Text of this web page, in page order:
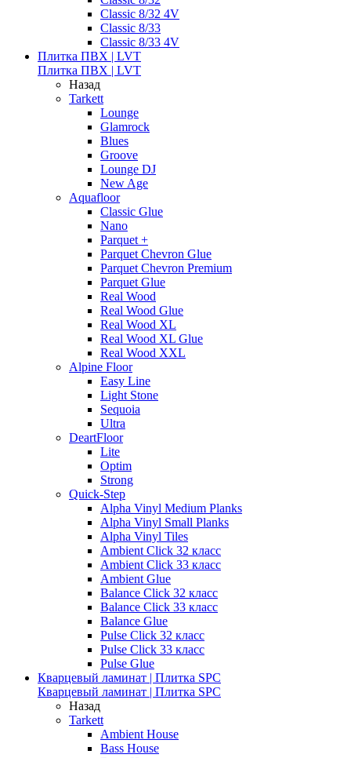
Classic 8/32 4V
Classic 8/33
Classic 8/33 4V
Плитка ПВХ | LVT
Плитка ПВХ | LVT
Назад
Tarkett
Lounge
Glamrock
Blues
Groove
Lounge DJ
New Age
Aquafloor
Classic Glue
Nano
Parquet +
Parquet Chevron Glue
Parquet Chevron Premium
Parquet Glue
Real Wood
Real Wood Glue
Real Wood XL
Real Wood XL Glue
Real Wood XXL
Alpine Floor
Easy Line
Light Stone
Sequoia
Ultra
DeartFloor
Lite
Optim
Strong
Quick-Step
Alpha Vinyl Medium Planks
Alpha Vinyl Small Planks
Alpha Vinyl Tiles
Ambient Click 32 класс
Ambient Click 33 класс
Ambient Glue
Balance Click 32 класс
Balance Click 33 класс
Balance Glue
Pulse Click 32 класс
Pulse Click 33 класс
Pulse Glue
Кварцевый ламинат | Плитка SPC
Кварцевый ламинат | Плитка SPC
Назад
Tarkett
Ambient House
Bass House